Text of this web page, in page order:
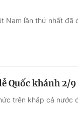
Nam lần thứ nhất đã
Quốc khánh 2/9
trên khắp cả nước